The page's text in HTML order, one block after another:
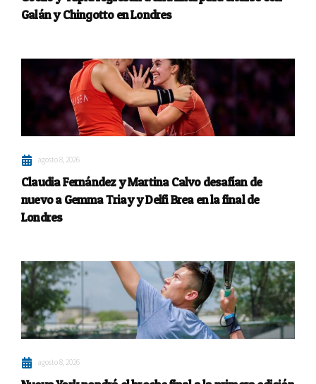
Galán y Chingotto en Londres
agosto 8, 2026
Claudia Fernández y Martina Calvo desafían de
nuevo a Gemma Triay y Delfi Brea en la final de
Londres
agosto 8, 2026